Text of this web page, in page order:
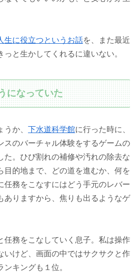
生に役立つというお話を、また最近
っと生かしてくれるに違いない。
になっていた
か、 下水道科学館に行った時に、
スのバーチャル体験をするゲームの
た。ひび割れの補修や汚れの除去な
目的地まで、どの道を進むか、何を
任務をこなすにはどう手元のレバー
ありますから、焦りも出るようなゲ
任務をこなしていく息子。私は操作
いけど、画面の中ではサクサクと作
キングも１位。